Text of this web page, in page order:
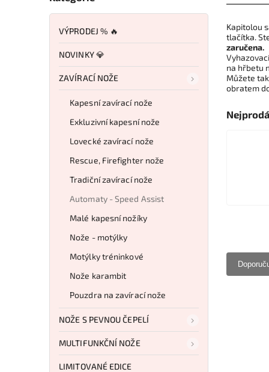
VÝPRODEJ % 🔥
NOVINKY 💎
ZAVÍRACÍ NOŽE
Kapesní zavírací nože
Exkluzivní kapesní nože
Lovecké zavírací nože
Rescue, Firefighter nože
Tradiční zavírací nože
Automaty - Speed Assist
Malé kapesní nožíky
Nože - motýlky
Motýlky tréninkové
Nože karambit
Pouzdra na zavírací nože
NOŽE S PEVNOU ČEPELÍ
MULTIFUNKČNÍ NOŽE
LIMITOVANÉ EDICE
Kapitolou
tlačítka.
zaručena.
na hřbetu
Můžete
obratem